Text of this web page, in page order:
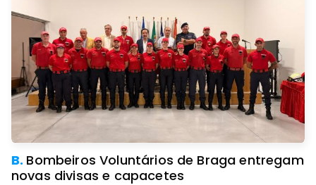
B. Bombeiros Voluntários de Braga entregam
novas divisas e capacetes